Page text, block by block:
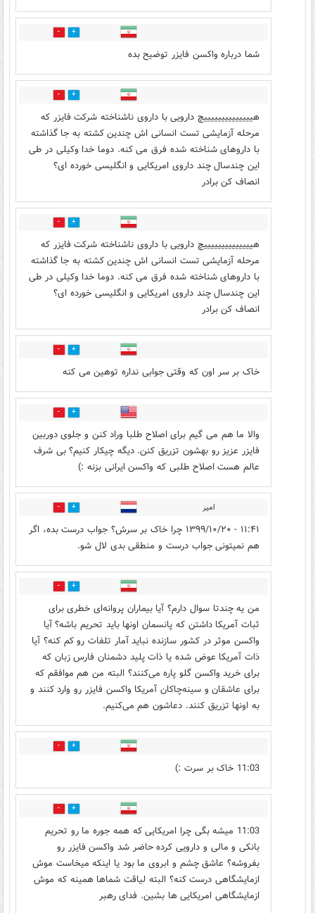
5
شما درباره واکسن فایزر توضیح بده
8
هییییییییییییییچ دارویی با داروی ناشناخته شرکت فایزر که
مرحله آزمایشی تست انسانی اش چندین کشته به جا گذاشته
با داروهای شناخته شده فرق می کنه. دوما خدا وکیلی در طی
این چندسال چند داروی امریکایی و انگلیسی خورده ای؟
انصاف کن برادر
4
هییییییییییییییچ دارویی با داروی ناشناخته شرکت فایزر که
مرحله آزمایشی تست انسانی اش چندین کشته به جا گذاشته
با داروهای شناخته شده فرق می کنه. دوما خدا وکیلی در طی
این چندسال چند داروی امریکایی و انگلیسی خورده ای؟
انصاف کن برادر
2
خاک بر سر اون که وقتی جوابی نداره توهین می کنه
4
والا ما هم می گیم برای اصلاح طلبا وراد کنن و جلوی دوربین
فایزر عزیز رو بهشون تزریق کنن. دیگه چیکار کنیم؟ بی شرف
عالم هست اصلاح طلبی که واکسن ایرانی بزنه :)
امیر 1
۱۱:۴۱ - ۱۳۹۹/۱۰/۲۰ چرا خاک بر سرش؟ جواب درست بده، اگر
هم نمیتونی جواب درست و منطقی بدی لال شو.
15
من یه چندتا سوال دارم؟ آیا بیماران پروانه‌ای خطری برای
ثبات آمریکا داشتن که پانسمان اونها باید تحریم باشه؟ آیا
واکسن موثر در کشور سازنده نباید آمار تلفات رو کم کنه؟ آیا
ذات آمریکا عوض شده یا ذات پلید دشمنان فارس زبان که
برای خرید واکسن گلو پاره می‌کنند؟ البته من هم موافقم که
برای عاشقان و سینه‌چاکان آمریکا واکسن فایزر رو وارد کنند و
به اونها تزریق کنند. دعاشون هم می‌کنیم.
7
11:03 خاک بر سرت :)
8
11:03 میشه بگی چرا امریکایی که همه جوره ما رو تحریم
بانکی و مالی و دارویی کرده حاضر شد واکسن فایزر رو
بفروشه؟ عاشق چشم و ابروی ما بود یا اینکه میخاست موش
ازمایشگاهی درست کنه؟ البته لیاقت شماها همینه که موش
ازمایشگاهی امریکایی ها بشین. فدای رهبر